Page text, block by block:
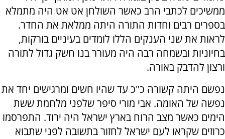
ממשיכים לכתבי הרב כאשר השולחן אט אט היה מתמלא
בספרים רבים וחדות התורה היתה ממלאת את החדר.
לראות את שני הענקים הללו לומדים בעיניים בורקות,
בחיוניות ובשמחה רבה היה מעורר בנו חשק גדול לתורה
ורצון להדבק באורה.
נפשם היתה קשורה כ"כ עד שהיו חשים ומרגישים יחד את
נפשה של האומה. אבי מורי סיפר שלפני מלחמת ששת
הימים כאשר מצב הרוח בארץ ישראל היה ירוד. התפרסמו
כרוזים שקראו לעם ישראל לחזור בתשובה לפני שתבוא